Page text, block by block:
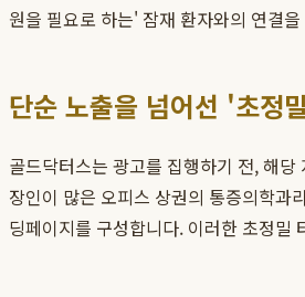
원을 필요로 하는' 잠재 환자와의 연결
단순 노출을 넘어선 '초정
골드닥터스는 광고를 집행하기 전, 해
장인이 많은 오피스 상권의 통증의학과
딩페이지를 구성합니다. 이러한 초정밀